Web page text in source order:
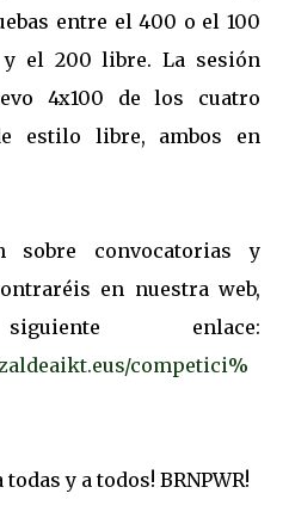
entre el 400 o el 100
el 200 libre. La sesión
4x100 de los cuatro
estilo libre, ambos en
sobre convocatorias y
en nuestra web,
enlace:
competici%
y a todos! BRNPWR!